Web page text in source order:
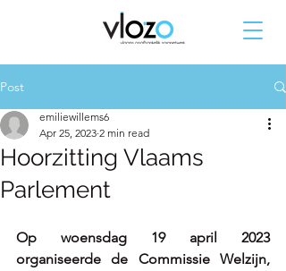
Post
Hoorzitting Vlaams
Parlement
emiliewillems6
Apr 25, 2023 2 min read
Op woensdag 19 april 2023
organiseerde de Commissie Welzijn,